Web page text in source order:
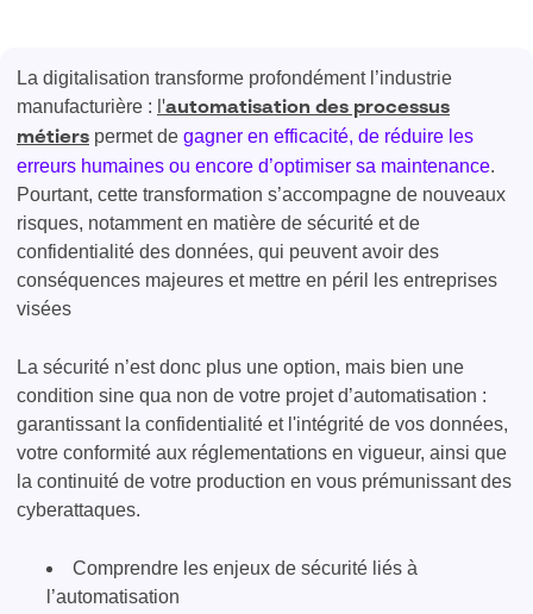
La digitalisation transforme profondément l’industrie
manufacturière :
l'automatisation des processus
métiers permet de gagner en efficacité, de réduire les
erreurs humaines ou encore d’optimiser sa maintenance.
Pourtant, cette transformation s’accompagne de nouveaux
risques, notamment en matière de sécurité et de
confidentialité des données, qui peuvent avoir des
conséquences majeures et mettre en péril les entreprises
visées
La sécurité n’est donc plus une option, mais bien une
condition sine qua non de votre projet d’automatisation :
garantissant la confidentialité et l'intégrité de vos données,
votre conformité aux réglementations en vigueur, ainsi que
la continuité de votre production en vous prémunissant des
cyberattaques.
Comprendre les enjeux de sécurité liés à
l’automatisation